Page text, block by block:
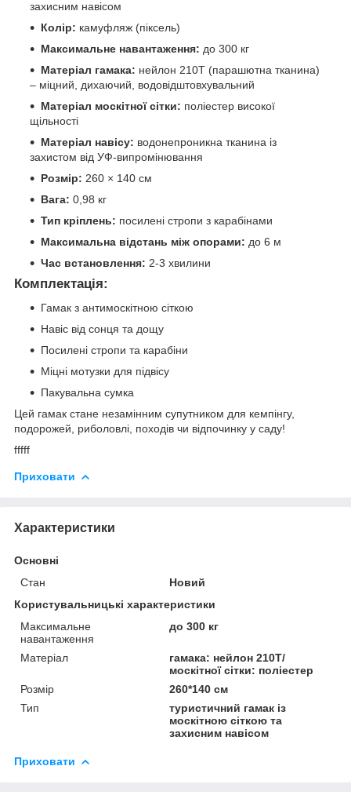
захисним навісом
Колір: камуфляж (піксель)
Максимальне навантаження: до 300 кг
Матеріал гамака: нейлон 210T (парашютна тканина)
– міцний, дихаючий, водовідштовхувальний
Матеріал москітної сітки: поліестер високої
щільності
Матеріал навісу: водонепроникна тканина із
захистом від УФ-випромінювання
Розмір: 260 × 140 см
Вага: 0,98 кг
Тип кріплень: посилені стропи з карабінами
Максимальна відстань між опорами: до 6 м
Час встановлення: 2-3 хвилини
Комплектація:
Гамак з антимоскітною сіткою
Навіс від сонця та дощу
Посилені стропи та карабіни
Міцні мотузки для підвісу
Пакувальна сумка
Цей гамак стане незамінним супутником для кемпінгу,
подорожей, риболовлі, походів чи відпочинку у саду!
fffff
Приховати
Характеристики
Основні
Стан
Новий
Користувальницькі характеристики
Максимальне
навантаження
до 300 кг
Матеріал
гамака: нейлон 210T/
москітної сітки: поліестер
Розмір
260*140 см
Тип
туристичний гамак із
москітною сіткою та
захисним навісом
Приховати